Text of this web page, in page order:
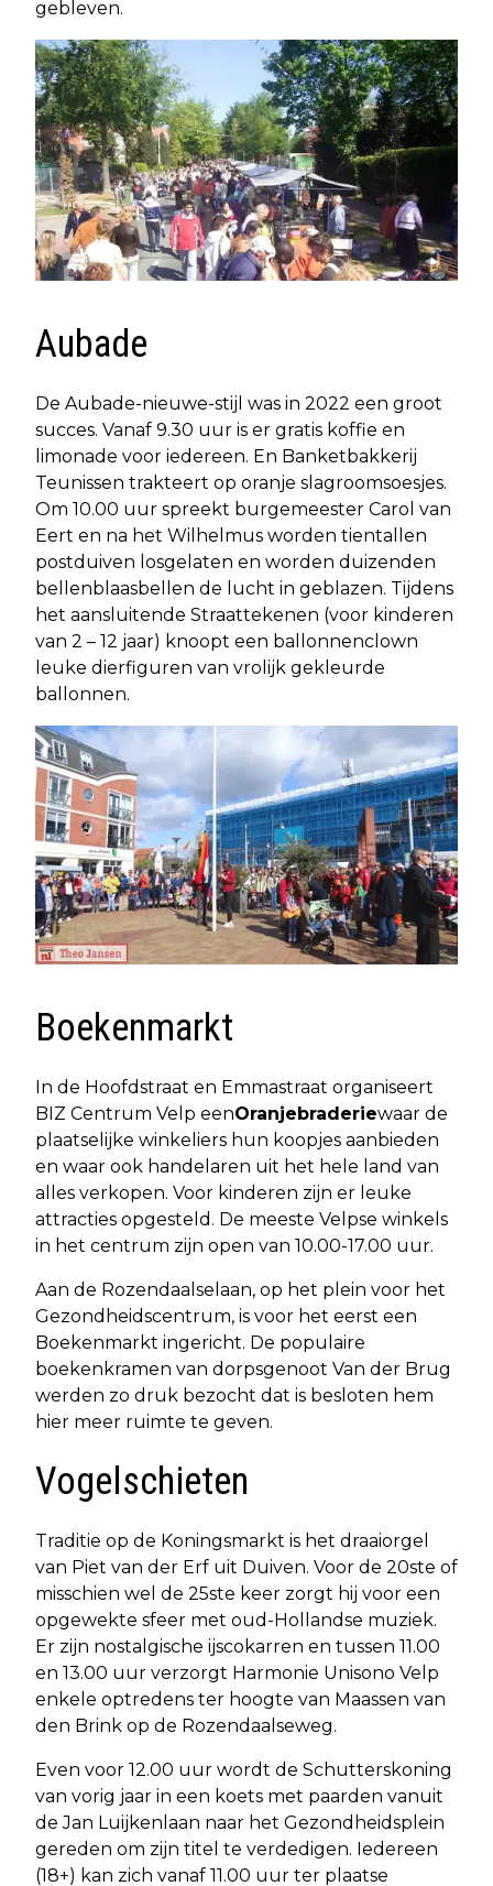
gebleven.
Aubade
De Aubade-nieuwe-stijl was in 2022 een groot
succes. Vanaf 9.30 uur is er gratis koffie en
limonade voor iedereen. En Banketbakkerij
Teunissen trakteert op oranje slagroomsoesjes.
Om 10.00 uur spreekt burgemeester Carol van
Eert en na het Wilhelmus worden tientallen
postduiven losgelaten en worden duizenden
bellenblaasbellen de lucht in geblazen. Tijdens
het aansluitende Straattekenen (voor kinderen
van 2 – 12 jaar) knoopt een ballonnenclown
leuke dierfiguren van vrolijk gekleurde
ballonnen.
Boekenmarkt
In de Hoofdstraat en Emmastraat organiseert
BIZ Centrum Velp eenOranjebraderiewaar de
plaatselijke winkeliers hun koopjes aanbieden
en waar ook handelaren uit het hele land van
alles verkopen. Voor kinderen zijn er leuke
attracties opgesteld. De meeste Velpse winkels
in het centrum zijn open van 10.00-17.00 uur.
Aan de Rozendaalselaan, op het plein voor het
Gezondheidscentrum, is voor het eerst een
Boekenmarkt ingericht. De populaire
boekenkramen van dorpsgenoot Van der Brug
werden zo druk bezocht dat is besloten hem
hier meer ruimte te geven.
Vogelschieten
Traditie op de Koningsmarkt is het draaiorgel
van Piet van der Erf uit Duiven. Voor de 20ste of
misschien wel de 25ste keer zorgt hij voor een
opgewekte sfeer met oud-Hollandse muziek.
Er zijn nostalgische ijscokarren en tussen 11.00
en 13.00 uur verzorgt Harmonie Unisono Velp
enkele optredens ter hoogte van Maassen van
den Brink op de Rozendaalseweg.
Even voor 12.00 uur wordt de Schutterskoning
van vorig jaar in een koets met paarden vanuit
de Jan Luijkenlaan naar het Gezondheidsplein
gereden om zijn titel te verdedigen. Iedereen
(18+) kan zich vanaf 11.00 uur ter plaatse